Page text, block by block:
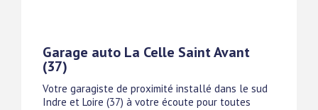
Garage auto La Celle Saint Avant
(37)
Votre garagiste de proximité installé dans le sud
Indre et Loire (37) à votre écoute pour toutes